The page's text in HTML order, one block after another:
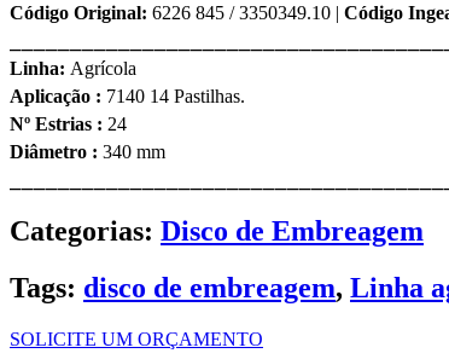
Código Original: 6226 845 / 3350349.10 | Código
Linha: Agrícola
Aplicação : 7140 14 Pastilhas.
Nº Estrias : 24
Diâmetro : 340 mm
Categorias: Disco de Embreagem
Tags: disco de embreagem, Linha
SOLICITE UM ORÇAMENTO